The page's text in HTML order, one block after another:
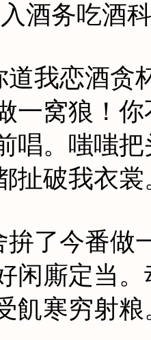
吃酒科)(
我恋酒贪
一窝狼！
唱。嗤嗤
扯破我衣裳
了今番做
闲廝定当
飢寒穷射粮